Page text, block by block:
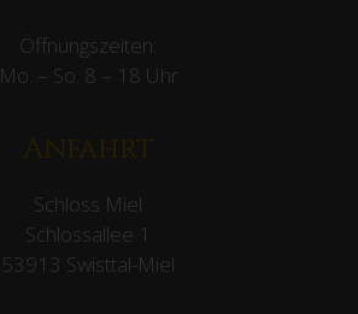
Öffnungszeiten:
Mo. – So. 8 – 18 Uhr
Anfahrt
Schloss Miel
Schlossallee 1
53913 Swisttal-Miel